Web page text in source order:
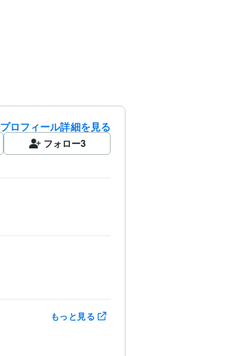
プロフィール詳細を見る
フォロー3
もっと見る